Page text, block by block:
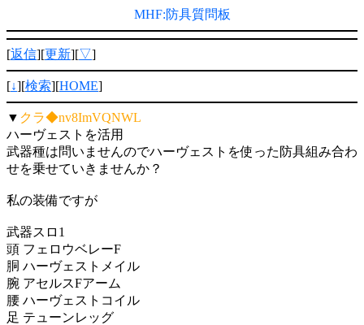
MHF:防具質問板
[返信][更新][▽]
[↓][検索][HOME]
▼ クラ◆nv8ImVQNWL
ハーヴェストを活用
武器種は問いませんのでハーヴェストを使った防具組み合わ
せを乗せていきませんか？
私の装備ですが
武器スロ1
頭 フェロウベレーF
胴 ハーヴェストメイル
腕 アセルスFアーム
腰 ハーヴェストコイル
足 テューンレッグ